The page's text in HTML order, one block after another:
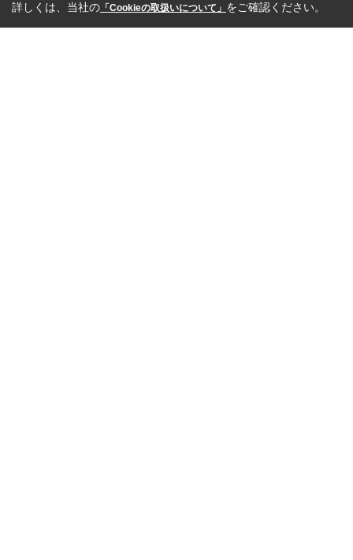
詳しくは、当社の 「Cookieの取扱いについて」 をご確認ください。